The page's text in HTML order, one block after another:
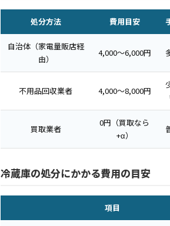
処分方法 費用目安
自治体（家電量販店経
由）
4,000〜6,000円
不用品回収業者 4,000〜8,000円
買取業者
0円（買取なら
+α）
冷蔵庫の処分にかかる費用の目安
項目